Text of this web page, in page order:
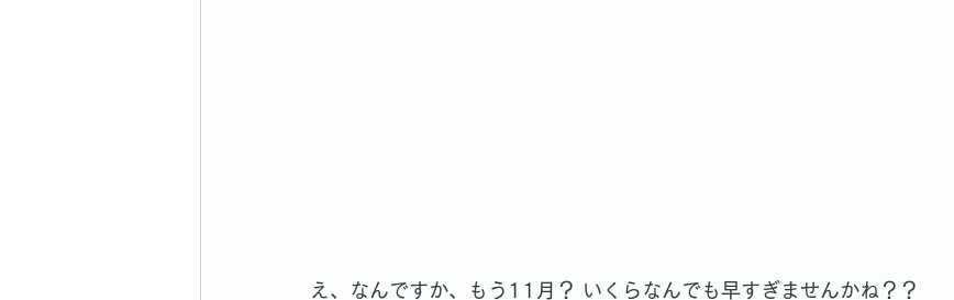
え、なんですか、もう11月？ いくらなんでも早すぎませんかね？？